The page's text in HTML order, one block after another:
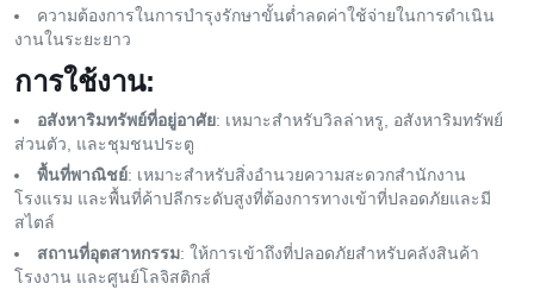
ความต้องการในการบำรุงรักษาขั้นต่ำลดค่าใช้จ่ายในการดําเนิน
งานในระยะยาว
การใช้งาน:
อสังหาริมทรัพย์ที่อยู่อาศัย: เหมาะสำหรับวิลล่าหรู, อสังหาริมทรัพย์
ส่วนตัว, และชุมชนประตู
พื้นที่พาณิชย์: เหมาะสำหรับสิ่งอำนวยความสะดวกสำนักงาน
โรงแรม และพื้นที่ค้าปลีกระดับสูงที่ต้องการทางเข้าที่ปลอดภัยและมี
สไตล์
สถานที่อุตสาหกรรม: ให้การเข้าถึงที่ปลอดภัยสําหรับคลังสินค้า
โรงงาน และศูนย์โลจิสติกส์